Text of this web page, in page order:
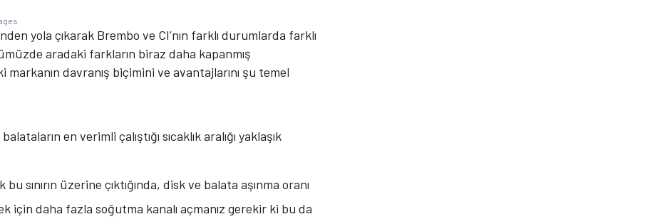
yola çıkarak Brembo ve CI’nın farklı durumlarda farklı
aradaki farkların biraz daha kapanmış
davranış biçimini ve avantajlarını şu temel
en verimli çalıştığı sıcaklık aralığı yaklaşık
sınırın üzerine çıktığında, disk ve balata aşınma oranı
için daha fazla soğutma kanalı açmanız gerekir ki bu da